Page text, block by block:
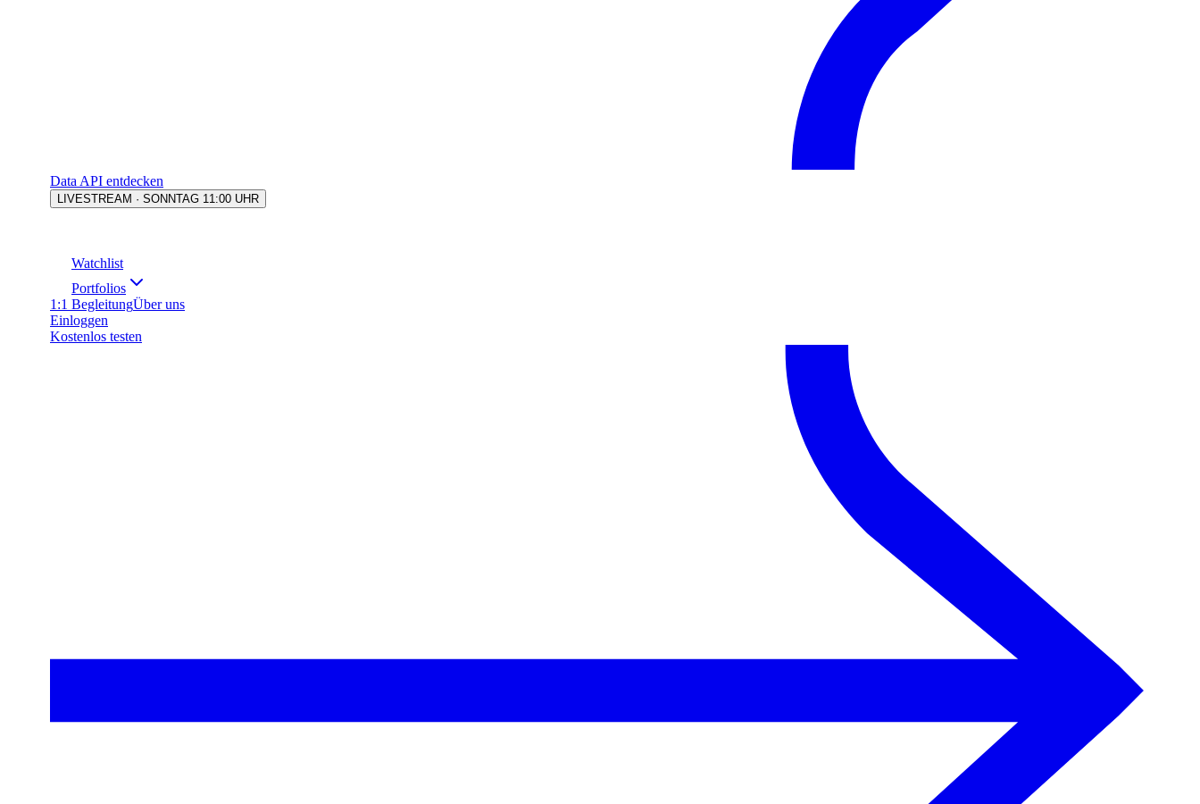
Data API entdecken
LIVESTREAM · SONNTAG 11:00 UHR
Watchlist
Portfolios
1:1 BegleitungÜber uns
Einloggen
Kostenlos testen